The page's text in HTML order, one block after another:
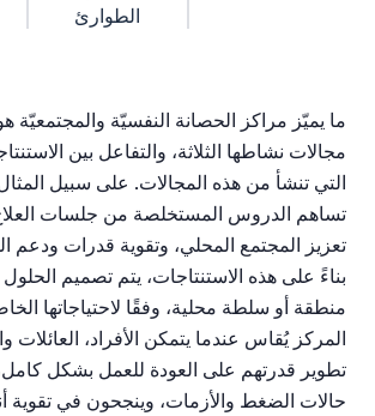
الطوارئ
ما يميّز مراكز الحصانة النفسيّة والمجتمعيّة
مجالات نشاطها الثلاثة، والتفاعل بين
التي تنشأ من هذه المجالات. على سبيل
تساهم الدروس المستخلصة من جلسات
تعزيز المجتمع المحلي، وتقوية قدرات ودعم
بناءً على هذه الاستنتاجات، يتم تصميم الحلول
منطقة أو سلطة محلية، وفقًا لاحتياجاتها
المركز يُقاس عندما يتمكن الأفراد، العائلات
تطوير قدرتهم على العودة للعمل بشكل
حالات الضغط والأزمات، وينجحون في تقوية